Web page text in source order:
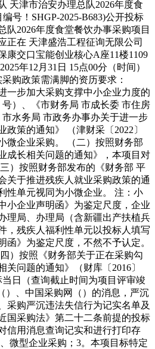
天津市治安办理总队2026年度食
号！SHGP-2025-B683)公开投标
队2026年度食堂餐饮办事采购项目
正在 天津盛浩工程征询无限公司
康交口宝能创业核心A座11楼1109
年12月31日 15点00分（时间）
购政策需满脚的资历要求：
一步加大采购支撑中小企业力度的
号）、《市财务局 市成长委 市住房
水务局 市政务办事办关于进一步
策的通知》 （津财采〔2022〕
微企业采购。 （二）按照财务部
成长相关问题的通知》，本项目对
）按照财务部发布的《财务部 平
关于推进残疾人就业采购政策的通
性单元视同为小微企业。 注：小
小企业声明函》为鉴定尺度，企业
理局、办理局（含新疆出产扶植兵
，残疾人福利性单元以投标人填写
函》为鉴定尺度，不然不予认定。
）按照《财务部关于正在采购勾
问题的通知》（财库〔2016〕
日（查询截止时间为项目评审竣
）、中国采购网（）的消息，严沉
采购严沉违法失信行为记实名单及
国采购法》第二十二条前提的投标
信用消息查询记实和进行打印存
微型企业采购；3。本项目标特定